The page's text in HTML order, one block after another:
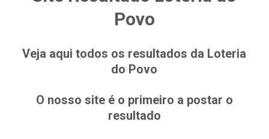
Povo
Veja aqui todos os resultados da Loteria
do Povo
O nosso site é o primeiro a postar o
resultado